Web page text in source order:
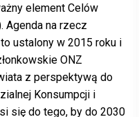
element Celów
Agenda na rzecz
ustalony w 2015 roku i
ONZ
z perspektywą do
Konsumpcji i
się do tego, by do 2030